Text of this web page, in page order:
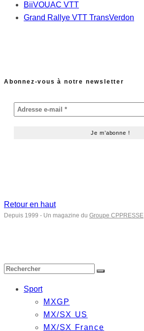
BiiVOUAC VTT
Grand Rallye VTT TransVerdon
Abonnez-vous à notre newsletter
Retour en haut
Depuis 1999 - Un magazine du Groupe CPPRESSE
Sport
MXGP
MX/SX US
MX/SX France